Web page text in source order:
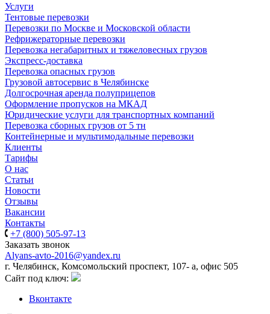
Услуги
Тентовые перевозки
Перевозки по Москве и Московской области
Рефрижераторные перевозки
Перевозка негабаритных и тяжеловесных грузов
Экспресс-доставка
Перевозка опасных грузов
Грузовой автосервис в Челябинске
Долгосрочная аренда полуприцепов
Оформление пропусков на МКАД
Юридические услуги для транспортных компаний
Перевозка сборных грузов от 5 тн
Контейнерные и мультимодальные перевозки
Клиенты
Тарифы
О нас
Статьи
Новости
Отзывы
Вакансии
Контакты
+7 (800) 505-97-13
Заказать звонок
Alyans-avto-2016@yandex.ru
г. Челябинск, Комсомольский проспект, 107- а, офис 505
Сайт под ключ:
Вконтакте